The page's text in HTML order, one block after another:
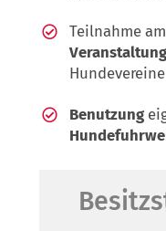
Teilnahme am
Benutzung